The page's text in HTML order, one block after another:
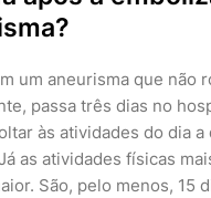
um aneurisma que não
passa três dias no
às atividades do dia a
as atividades físicas
São, pelo menos, 15